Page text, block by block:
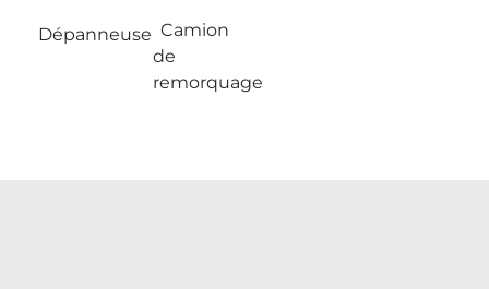
Dépanneuse Camion
de
remorquage